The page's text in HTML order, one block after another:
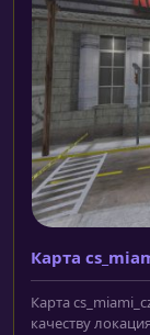
Карта
Карта
качеству